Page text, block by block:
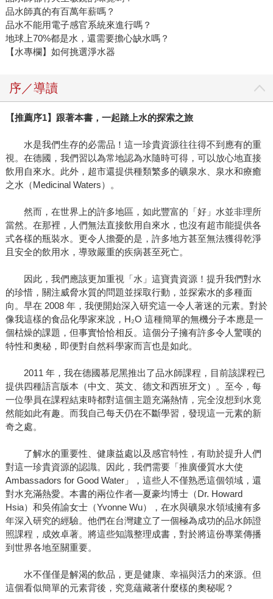
品水師真的有百萬年薪嗎？
品水不能用電子感官系統來進行嗎？
地球上70%都是水，還需要擔心缺水嗎？
【水專欄】如何挑選淨水器
序／導讀
【推薦序1】跟著本書，一起踏上水的探索之旅
水是我們生存的必需品！這一珍貴資源往往得不到應有的重
視。在德國，我們習以為常地認為水隨時可得，可以放心地直接
飲用自來水。此外，超市還提供種類繁多的礦泉水、泉水和療癒
之水（Medicinal Waters）。
然而，在世界上的許多地區，如此豐富的「好」水並非理所
當然。在那裡，人們無法直接飲用自來水，也沒有超市能提供各
式各樣的瓶裝水。更令人擔憂的是，許多地方甚至無法獲得乾淨
且安全的飲用水，導致嚴重的疾病甚至死亡。
因此，我們應該更加重視「水」這寶貴資源！提升我們對水
的珍惜，關注威脅水質的問題並採取行動，並探索水的多種面
向。早在 2008 年，我便開始深入研究這一令人著迷的元素。對於
像我這樣的食品化學家來說，H₂O 這種簡單的無機分子本應是一
個枯燥的課題，但事實恰恰相反。這個分子擁有許多令人驚嘆的
特性和奧秘，即便對自然科學家而言也是如此。
2011 年，我在德國慕尼黑推出了品水師課程，目前該課程已
提供四種語言版本（中文、英文、德文和西班牙文）。至今，每
一位學員在課程結束時都對這個主題充滿熱情，完全沒想到水竟
然能如此有趣。而我自己每天仍在不斷學習，發現這一元素的新
奇之處。
了解水的重要性、健康益處以及感官特性，有助於提升人們
對這一珍貴資源的認識。因此，我們需要「推廣優質水大使
Ambassadors for Good Water」，這些人不僅熟悉這個領域，還
對水充滿熱愛。本書的兩位作者—夏豪均博士（Dr. Howard
Hsia）和吳侑諭女士（Yvonne Wu），在水與礦泉水領域擁有多
年深入研究的經驗。他們在台灣建立了一個極為成功的品水師證
照課程，成效卓著。將這些知識整理成書，對於將這份專業傳播
到世界各地至關重要。
水不僅僅是解渴的飲品，更是健康、幸福與活力的來源。但
這個看似簡單的元素背後，究竟蘊藏著什麼樣的奧秘呢？